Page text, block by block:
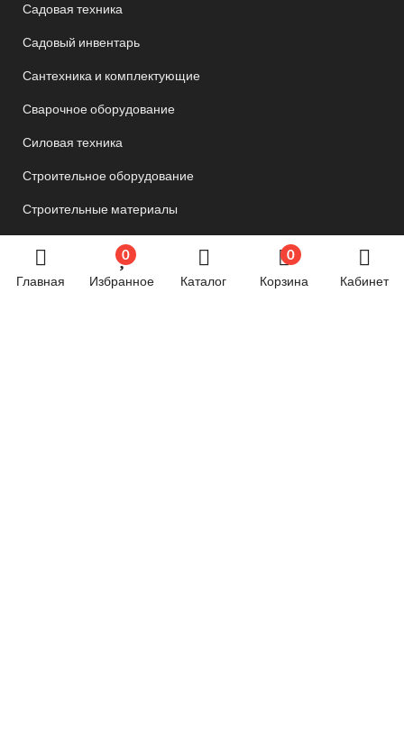
Главная
0
Избранное Каталог
0
Корзина Кабинет
Садовая техника
Садовый инвентарь
Сантехника и комплектующие
Сварочное оборудование
Силовая техника
Строительное оборудование
Строительные материалы
Товары для дома и дачи
Товары для спорта и отдыха